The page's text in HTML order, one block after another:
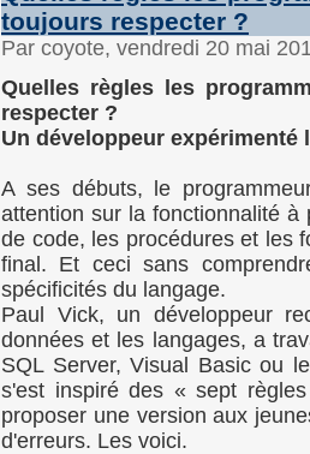
toujours respecter ?
Par coyote, vendredi 20 mai
Quelles règles les
respecter ?
Un développeur expérimenté
A ses débuts, le
attention sur la fonctionnalité
de code, les procédures et les
final. Et ceci sans
spécificités du langage.
Paul Vick, un développeur
données et les langages, a
SQL Server, Visual Basic ou
s'est inspiré des « sept
proposer une version aux
d'erreurs. Les voici.